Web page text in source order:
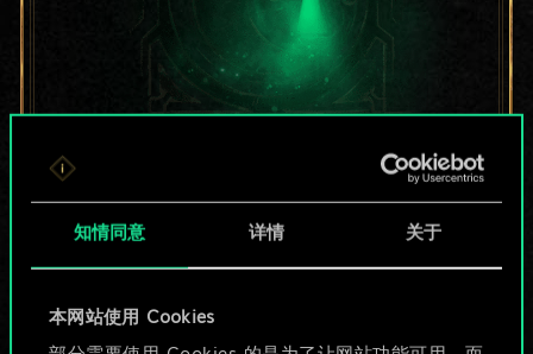
知情同意 详情 关于
本网站使用 Cookies
目前只是分享了一套
牌，但能做的不止这